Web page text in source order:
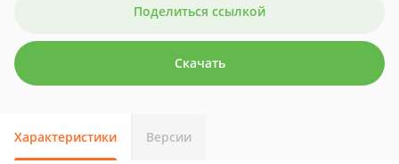
Поделиться ссылкой
Скачать
Характеристики Версии